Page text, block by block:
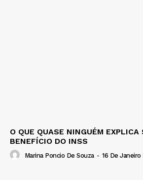
O QUE QUASE NINGUÉM EXPLICA
BENEFÍCIO DO INSS
Marina Poncio De Souza - 16 De